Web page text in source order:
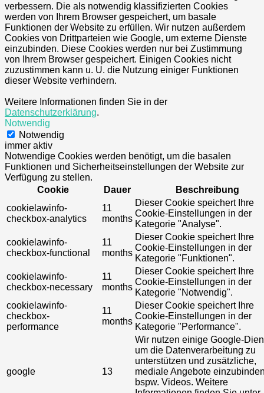
verbessern. Die als notwendig klassifizierten Cookies
werden von Ihrem Browser gespeichert, um basale
Funktionen der Website zu erfüllen. Wir nutzen außerdem
Cookies von Drittparteien wie Google, um externe Dienste
einzubinden. Diese Cookies werden nur bei Zustimmung
von Ihrem Browser gespeichert. Einigen Cookies nicht
zuzustimmen kann u. U. die Nutzung einiger Funktionen
dieser Website verhindern.
Weitere Informationen finden Sie in der
Datenschutzerklärung.
Notwendig
Notwendig
immer aktiv
Notwendige Cookies werden benötigt, um die basalen
Funktionen und Sicherheitseinstellungen der Website zur
Verfügung zu stellen.
Cookie
Dauer
Beschreibung
cookielawinfo-
checkbox-analytics
11
months
Dieser Cookie speichert Ihre
Cookie-Einstellungen in der
Kategorie "Analyse".
cookielawinfo-
checkbox-functional
11
months
Dieser Cookie speichert Ihre
Cookie-Einstellungen in der
Kategorie "Funktionen".
cookielawinfo-
checkbox-necessary
11
months
Dieser Cookie speichert Ihre
Cookie-Einstellungen in der
Kategorie "Notwendig".
cookielawinfo-
checkbox-
performance
11
months
Dieser Cookie speichert Ihre
Cookie-Einstellungen in der
Kategorie "Performance".
google 13
Wir nutzen einige Google-
um die Datenverarbeitung zu
unterstützen und zusätzliche,
mediale Angebote
bspw. Videos. Weitere